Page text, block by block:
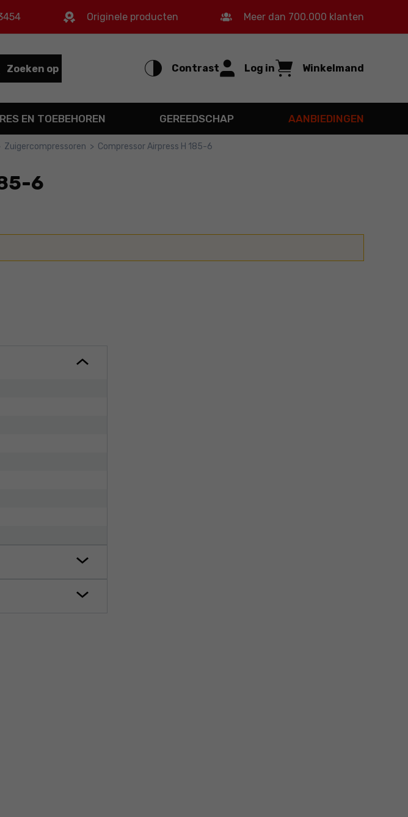
Originele producten Meer dan 700.000 klanten
Zoeken op Contrast Log in Winkelmand
EN TOEBEHOREN GEREEDSCHAP AANBIEDINGEN
Zuigercompressoren > Compressor Airpress H 185-6
6